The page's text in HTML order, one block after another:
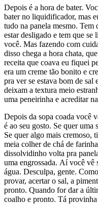
Depois é a hora de bater.
bater no liquidificador, mas
tudo na panela mesmo.
estar desligado e tem que se
você. Mas fazendo com
disso chega a hora chata,
receita que coava eu fiquei
era um creme tão bonito e
pra ver se estava bom de
deixam a textura meio
uma peneirinha e acreditar
Depois da sopa coada você
é ao seu gosto. Se quer uma
Se quer algo mais cremoso,
meia colher de chá de
dissolvidinho volta pra
uma engrossada. Aí você vê
água. Desculpa, gente.
provar, acertar o sal, a
pronto. Quando for dar a
coalho e pronto. Tá